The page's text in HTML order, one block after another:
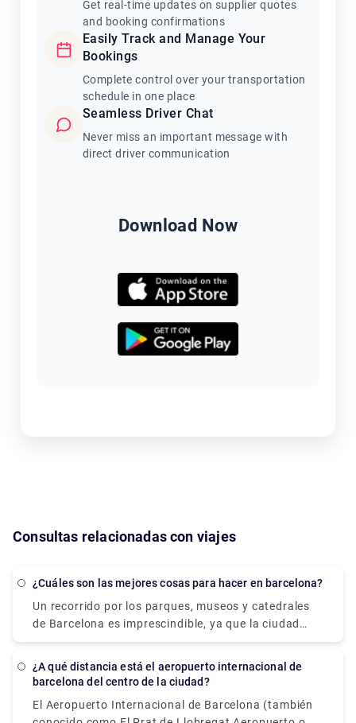
Get real-time updates on supplier quotes
and booking confirmations
Easily Track and Manage Your
Bookings
Complete control over your transportation
schedule in one place
Seamless Driver Chat
Never miss an important message with
direct driver communication
Download Now
Consultas relacionadas con viajes
¿Cuáles son las mejores cosas para hacer en barcelona?
Un recorrido por los parques, museos y catedrales
de Barcelona es imprescindible, ya que la ciudad
posee algunas de las arquitecturas más singulares e
coloridos edificios de Antoni Gaudí, como la Casa
comenzarán bien sus días. Tome un bocado para
¿A qué distancia está el aeropuerto internacional de
barcelona del centro de la ciudad?
El Aeropuerto Internacional de Barcelona (también